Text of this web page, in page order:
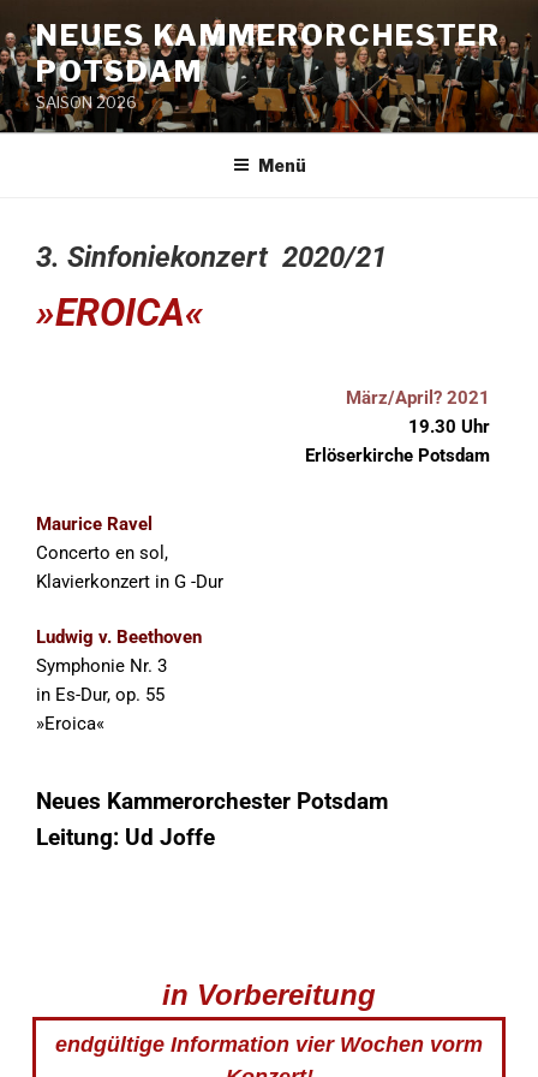
NEUES KAMMERORCHESTER
POTSDAM
SAISON 2026
Menü
3. Sinfoniekonzert 2020/21
»EROICA«
März/April? 2021
19.30 Uhr
Erlöserkirche Potsdam
Maurice Ravel
Concerto en sol,
Klavierkonzert in G -Dur
Ludwig v. Beethoven
Symphonie Nr. 3
in Es-Dur, op. 55
»Eroica«
Neues Kammerorchester Potsdam
Leitung: Ud Joffe
in Vorbereitung
endgültige Information vier Wochen vorm